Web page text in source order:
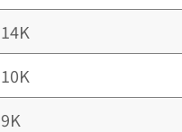
14K
10K
9K